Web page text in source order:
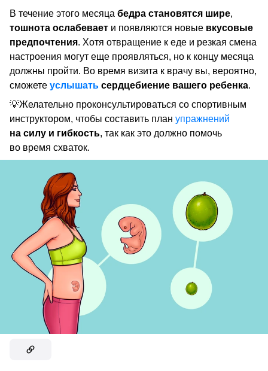
В течение этого месяца бедра становятся шире,
тошнота ослабевает и появляются новые вкусовые
предпочтения. Хотя отвращение к еде и резкая смена
настроения могут еще проявляться, но к концу месяца
должны пройти. Во время визита к врачу вы, вероятно,
сможете услышать сердцебиение вашего ребенка.
💡Желательно проконсультироваться со спортивным
инструктором, чтобы составить план упражнений
на силу и гибкость, так как это должно помочь
во время схваток.